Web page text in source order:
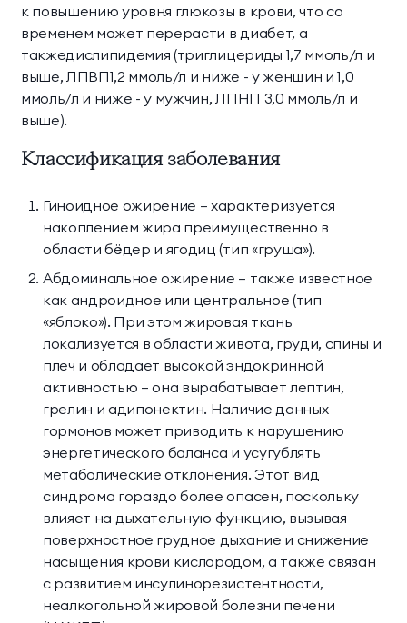
к повышению уровня глюкозы в крови, что со
временем может перерасти в диабет, а
такжедислипидемия (триглицериды 1,7 ммоль/л и
выше, ЛПВП1,2 ммоль/л и ниже - у женщин и 1,0
ммоль/л и ниже - у мужчин, ЛПНП 3,0 ммоль/л и
выше).
Классификация заболевания
Гиноидное ожирение — характеризуется
накоплением жира преимущественно в
области бёдер и ягодиц (тип «груша»).
Абдоминальное ожирение — также известное
как андроидное или центральное (тип
«яблоко»). При этом жировая ткань
локализуется в области живота, груди, спины и
плеч и обладает высокой эндокринной
активностью — она вырабатывает лептин,
грелин и адипонектин. Наличие данных
гормонов может приводить к нарушению
энергетического баланса и усугублять
метаболические отклонения. Этот вид
синдрома гораздо более опасен, поскольку
влияет на дыхательную функцию, вызывая
поверхностное грудное дыхание и снижение
насыщения крови кислородом, а также связан
с развитием инсулинорезистентности,
неалкогольной жировой болезни печени